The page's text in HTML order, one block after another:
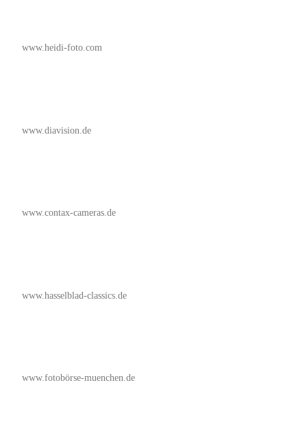
www.heidi-foto.com
www.diavision.de
www.contax-cameras.de
www.hasselblad-classics.de
www.fotobörse-muenchen.de